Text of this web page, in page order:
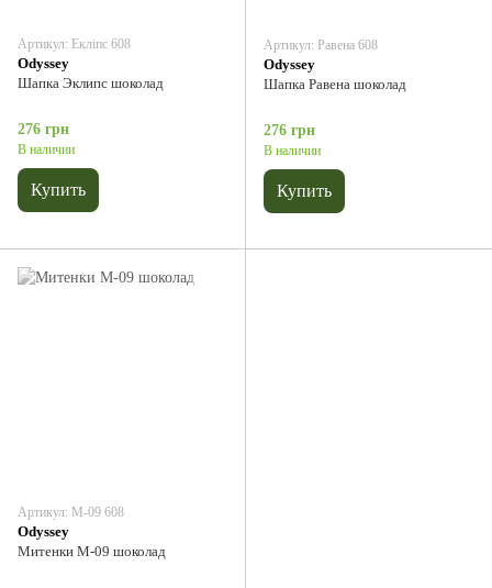
Артикул: Екліпс 608
Odyssey
Шапка Эклипс шоколад
276 грн
В наличии
Купить
Артикул: Равена 608
Odyssey
Шапка Равена шоколад
276 грн
В наличии
Купить
Артикул: М-09 608
Odyssey
Митенки М-09 шоколад